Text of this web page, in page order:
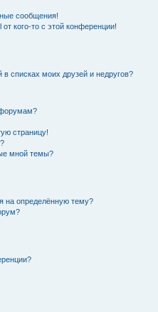
сообщения!
кого-то с этой конференции!
в списках моих друзей и недругов?
страницу!
мной темы?
на определённую тему?